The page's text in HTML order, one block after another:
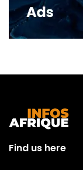
Find us here